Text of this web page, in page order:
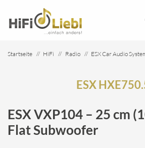
Startseite HiFi Radio ESX Car Audio
ESX
ESX VXP104 – 25 cm
Flat Subwoofer